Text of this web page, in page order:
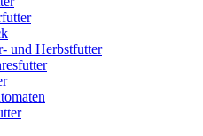
und Herbstfutter